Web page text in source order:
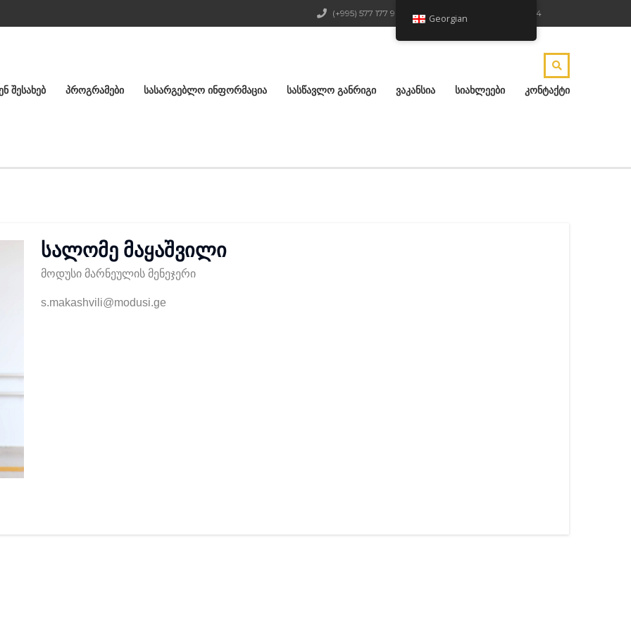
ქ.რუსთავი, ჟ.შარტავას 4
(+995) 577 177 904
ᲨᲔᲡᲐᲮᲔᲑ ᲞᲠᲝᲒᲠᲐᲛᲔᲑᲘ ᲡᲐᲡᲐᲠᲒᲔᲑᲚᲝ ᲘᲜᲤᲝᲠᲛᲐᲪᲘᲐ ᲡᲐᲡᲬᲐᲕᲚᲝ ᲒᲐᲜᲠᲘᲒᲘ ᲕᲐᲙᲐᲜᲡᲘᲐ ᲡᲘᲐᲮᲚᲔᲔᲑᲘ ᲙᲝᲜᲢᲐᲥᲢᲘ
სალომე მაყაშვილი
Მოდუსი Მარნეულის Მენეჯერი
s.makashvili@modusi.ge
Georgian